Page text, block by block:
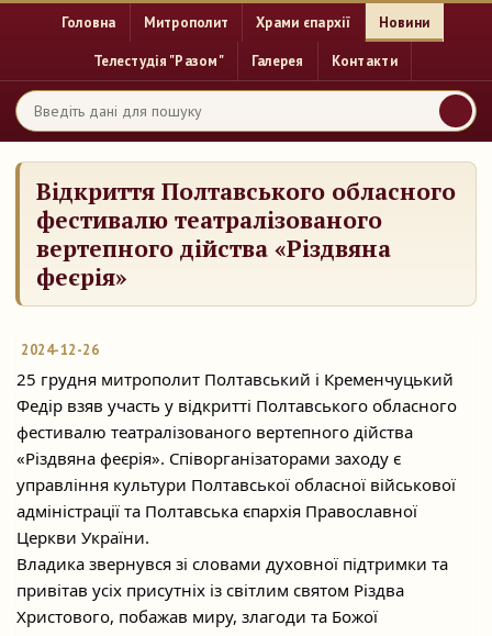
Головна Митрополит Храми єпархії Новини
Телестудія "Разом" Галерея Контакти
Відкриття Полтавського обласного
фестивалю театралізованого
вертепного дійства «Різдвяна
феєрія»
2024-12-26
25 грудня митрополит Полтавський і Кременчуцький
Федір взяв участь у відкритті Полтавського обласного
фестивалю театралізованого вертепного дійства
«Різдвяна феєрія». Співорганізаторами заходу є
управління культури Полтавської обласної військової
адміністрації та Полтавська єпархія Православної
Церкви України.
Владика звернувся зі словами духовної підтримки та
привітав усіх присутніх із світлим святом Різдва
Христового, побажав миру, злагоди та Божої